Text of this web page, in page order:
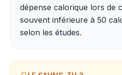
dépense calorique lors de
souvent inférieure à 50
selon les études.